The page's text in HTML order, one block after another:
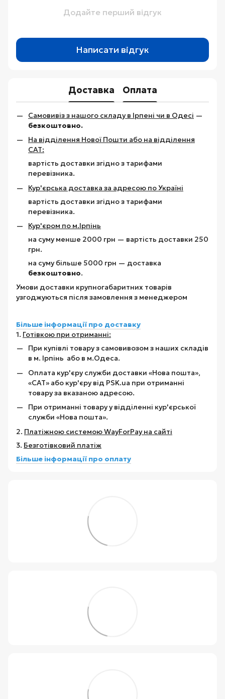
Додайте перший відгук
Написати відгук
Доставка Оплата
Самовивіз з нашого складу в Ірпені чи в Одесі —
безкоштовно.
На відділення Нової Пошти або на відділення
САТ:
вартість доставки згідно з тарифами
перевізника.
Кур'єрська доставка за адресою по Україні
вартість доставки згідно з тарифами
перевізника.
Кур'єром по м.Ірпінь
на суму менше 2000 грн — вартість доставки 250
грн.
на суму більше 5000 грн — доставка
безкоштовно.
Умови доставки крупногабаритних товарів
узгоджуються після замовлення з менеджером
Більше інформації про доставку
1. Готівкою при отриманні:
При купівлі товару з самовивозом з наших складів
в м. Ірпінь або в м.Одеса.
Оплата кур'єру служби доставки «Нова пошта»,
«САТ» або кур'єру від PSK.ua при отриманні
товару за вказаною адресою.
При отриманні товару у відділенні кур'єрської
служби «Нова пошта».
2. Платіжною системою WayForPay на сайті
3. Безготівковий платіж
Більше інформації про оплату